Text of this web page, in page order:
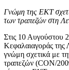
Γνώμη της ΕΚΤ
των τραπεζών στη
Στις 10 Αυγούστου
Κεφαλαιαγοράς της
γνώμη σχετικά με
τραπεζών (CON/